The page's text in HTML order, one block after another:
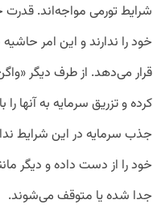
شرایط تورمی مواجه‌اند.
خود را ندارند و این امر
قرار می‌دهد. از طرف دیگر
کرده و تزریق سرمایه به آنها
جذب سرمایه در این شرایط
خود را از دست داده و دیگر
جدا شده یا متوقف می‌شوند.